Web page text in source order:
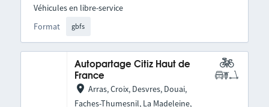
Format gbfs
Véhicules en libre-service
Autopartage Citiz Haut de
France
Arras, Croix, Desvres, Douai,
Faches-Thumesnil, La Madeleine,